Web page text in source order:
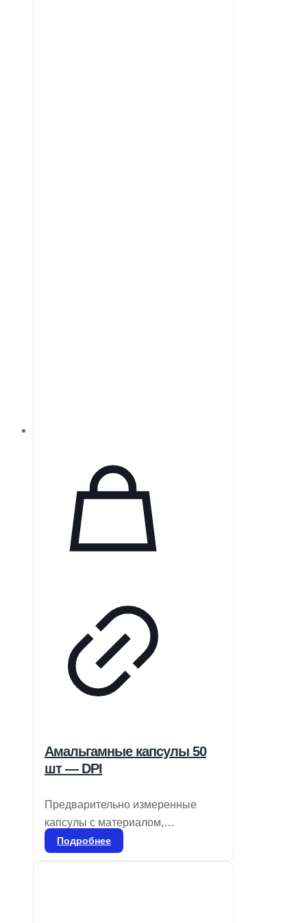
Амальгамные капсулы 50
шт — DPI
Предварительно измеренные
капсулы с материалом,
свободным от гамма-2 и ртути
Подробнее